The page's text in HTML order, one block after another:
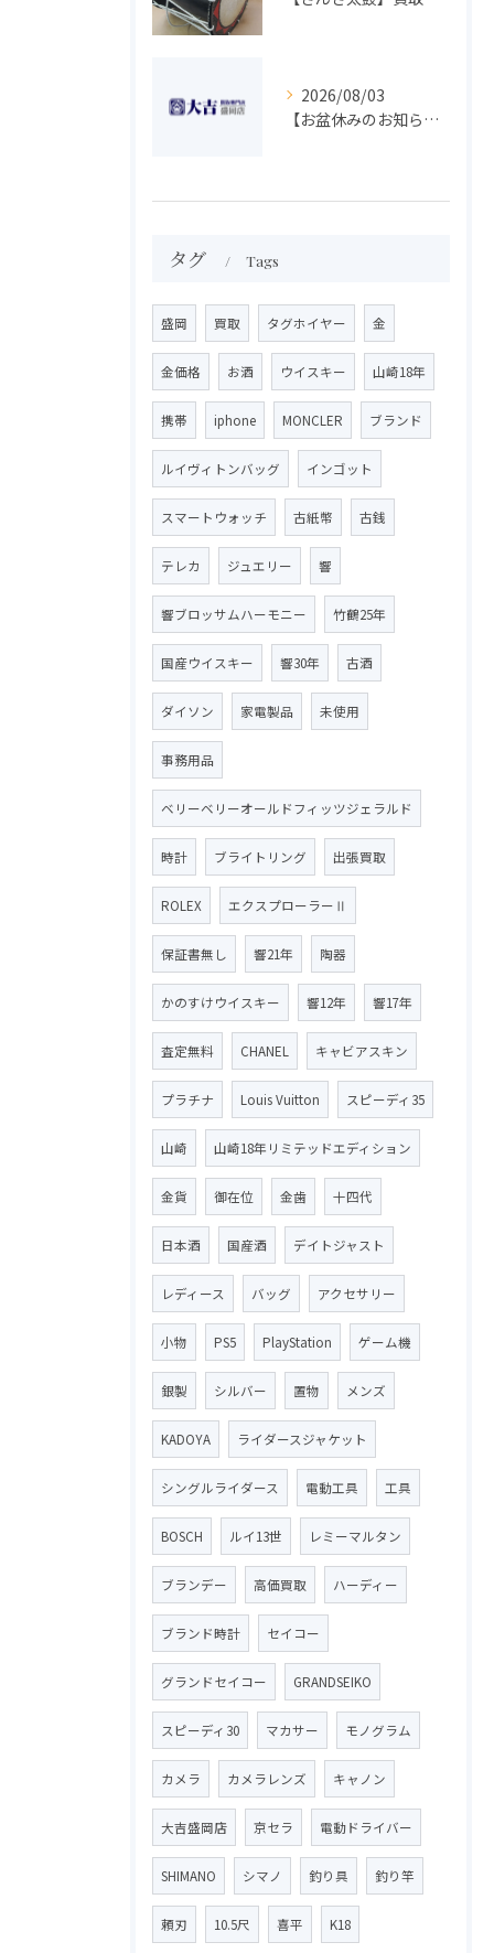
2026/08/03
【お盆休みのお知らせ】買取専門 大吉 盛岡店
タグ Tags
盛岡 買取 タグホイヤー 金
金価格 お酒 ウイスキー 山崎18年
携帯 iphone MONCLER ブランド
ルイヴィトンバッグ インゴット
スマートウォッチ 古紙幣 古銭
テレカ ジュエリー 響
響ブロッサムハーモニー 竹鶴25年
国産ウイスキー 響30年 古酒
ダイソン 家電製品 未使用
事務用品
ベリーベリーオールドフィッツジェラルド
時計 ブライトリング 出張買取
ROLEX エクスプローラーⅡ
保証書無し 響21年 陶器
かのすけウイスキー 響12年 響17年
査定無料 CHANEL キャビアスキン
プラチナ Louis Vuitton スピーディ35
山崎 山崎18年リミテッドエディション
金貨 御在位 金歯 十四代
日本酒 国産酒 デイトジャスト
レディース バッグ アクセサリー
小物 PS5 PlayStation ゲーム機
銀製 シルバー 置物 メンズ
KADOYA ライダースジャケット
シングルライダース 電動工具 工具
BOSCH ルイ13世 レミーマルタン
ブランデー 高価買取 ハーディー
ブランド時計 セイコー
グランドセイコー GRANDSEIKO
スピーディ30 マカサー モノグラム
カメラ カメラレンズ キャノン
大吉盛岡店 京セラ 電動ドライバー
SHIMANO シマノ 釣り具 釣り竿
頼刃 10.5尺 喜平 K18